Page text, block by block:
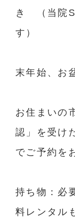
き （当院
す）
*日・
末年始、お
お住まいの
認」を受
でご予約を
持ち物：必
料レンタル